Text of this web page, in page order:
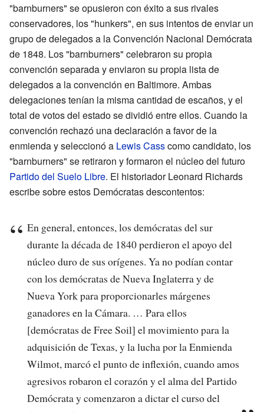
"barnburners" se opusieron con éxito a sus rivales
conservadores, los "hunkers", en sus intentos de enviar un
grupo de delegados a la Convención Nacional Demócrata
de 1848. Los "barnburners" celebraron su propia
convención separada y enviaron su propia lista de
delegados a la convención en Baltimore. Ambas
delegaciones tenían la misma cantidad de escaños, y el
total de votos del estado se dividió entre ellos. Cuando la
convención rechazó una declaración a favor de la
enmienda y seleccionó a Lewis Casscomo candidato, los
"barnburners" se retiraron y formaron el núcleo del futuro
Partido del Suelo Libre. El historiador Leonard Richards
escribe sobre estos Demócratas descontentos:
En general, entonces, los demócratas del sur
durante la década de 1840 perdieron el apoyo del
núcleo duro de sus orígenes. Ya no podían contar
con los demócratas de Nueva Inglaterra y de
Nueva York para proporcionarles márgenes
ganadores en la Cámara. … Para ellos
[demócratas de Free Soil] el movimiento para la
adquisición de Texas, y la lucha por la Enmienda
Wilmot, marcó el punto de inflexión, cuando amos
agresivos robaron el corazón y el alma del Partido
Demócrata y comenzaron a dictar el curso del